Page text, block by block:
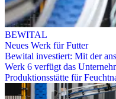
BEWITAL
Neues Werk für Futter
Bewital investiert: Mit der
Werk 6 verfügt das
Produktionsstätte für